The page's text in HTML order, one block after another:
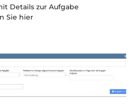
Details zur Aufgabe
Sie hier